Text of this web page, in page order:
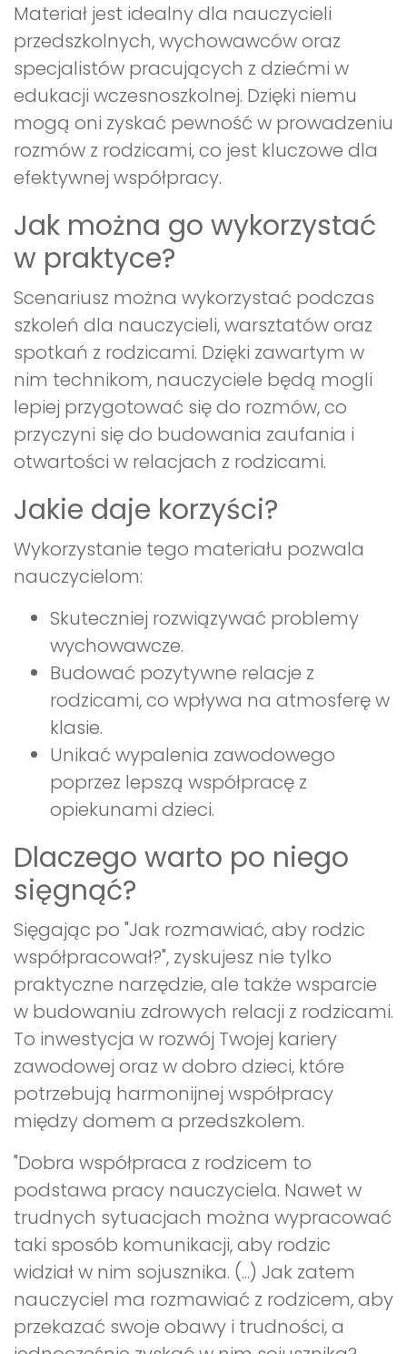
Materiał jest idealny dla nauczycieli
przedszkolnych, wychowawców oraz
specjalistów pracujących z dziećmi w
edukacji wczesnoszkolnej. Dzięki niemu
mogą oni zyskać pewność w prowadzeniu
rozmów z rodzicami, co jest kluczowe dla
efektywnej współpracy.
Jak można go wykorzystać
w praktyce?
Scenariusz można wykorzystać podczas
szkoleń dla nauczycieli, warsztatów oraz
spotkań z rodzicami. Dzięki zawartym w
nim technikom, nauczyciele będą mogli
lepiej przygotować się do rozmów, co
przyczyni się do budowania zaufania i
otwartości w relacjach z rodzicami.
Jakie daje korzyści?
Wykorzystanie tego materiału pozwala
nauczycielom:
Skuteczniej rozwiązywać problemy
wychowawcze.
Budować pozytywne relacje z
rodzicami, co wpływa na atmosferę w
klasie.
Unikać wypalenia zawodowego
poprzez lepszą współpracę z
opiekunami dzieci.
Dlaczego warto po niego
sięgnąć?
Sięgając po "Jak rozmawiać, aby rodzic
współpracował?", zyskujesz nie tylko
praktyczne narzędzie, ale także wsparcie
w budowaniu zdrowych relacji z rodzicami.
To inwestycja w rozwój Twojej kariery
zawodowej oraz w dobro dzieci, które
potrzebują harmonijnej współpracy
między domem a przedszkolem.
"Dobra współpraca z rodzicem to
podstawa pracy nauczyciela. Nawet w
trudnych sytuacjach można wypracować
taki sposób komunikacji, aby rodzic
widział w nim sojusznika. (...) Jak zatem
nauczyciel ma rozmawiać z rodzicem, aby
przekazać swoje obawy i trudności, a